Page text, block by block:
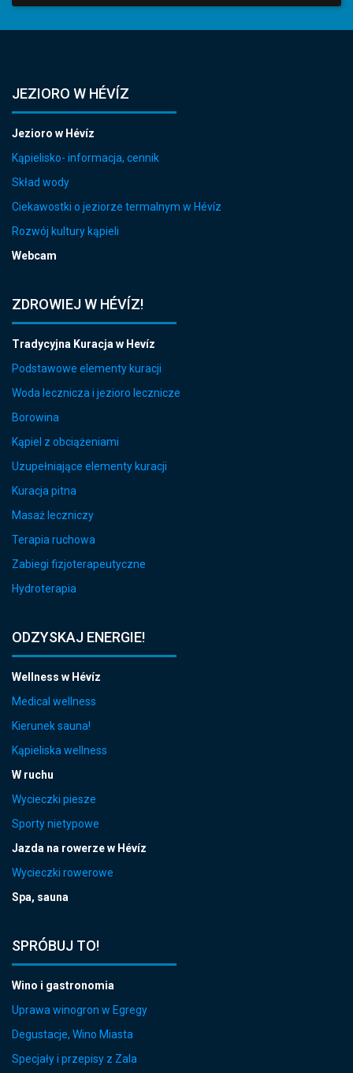
JEZIORO W HÉVÍZ
Jezioro w Hévíz
Kąpielisko- informacja, cennik
Skład wody
Ciekawostki o jeziorze termalnym w Hévíz
Rozwój kultury kąpieli
Webcam
ZDROWIEJ W HÉVÍZ!
Tradycyjna Kuracja w Hevíz
Podstawowe elementy kuracji
Woda lecznicza i jezioro lecznicze
Borowina
Kąpiel z obciążeniami
Uzupełniające elementy kuracji
Kuracja pitna
Masaż leczniczy
Terapia ruchowa
Zabiegi fizjoterapeutyczne
Hydroterapia
ODZYSKAJ ENERGIE!
Wellness w Hévíz
Medical wellness
Kierunek sauna!
Kąpieliska wellness
W ruchu
Wycieczki piesze
Sporty nietypowe
Jazda na rowerze w Hévíz
Wycieczki rowerowe
Spa, sauna
SPRÓBUJ TO!
Wino i gastronomia
Uprawa winogron w Egregy
Degustacje, Wino Miasta
Specjały i przepisy z Zala